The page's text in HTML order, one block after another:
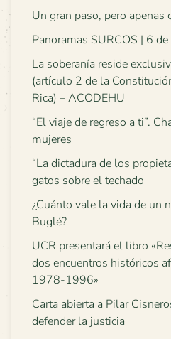
Un gran paso, pero apenas
Panoramas SURCOS | 6
La soberanía reside
(artículo 2 de la
Rica) – ACODEHU
“El viaje de regreso a ti”.
mujeres
“La dictadura de los
gatos sobre el techado
¿Cuánto vale la vida de un
Buglé?
UCR presentará el libro
dos encuentros históricos
1978-1996»
Carta abierta a Pilar
defender la justicia